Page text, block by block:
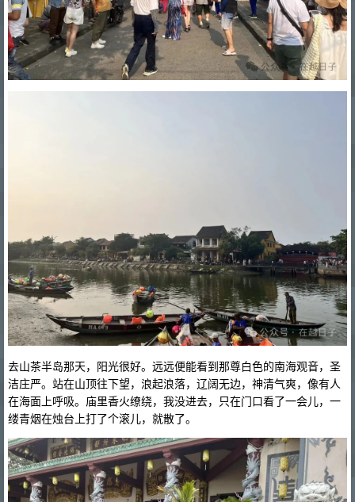
去山茶半岛那天，阳光很好。远远便能看到那尊白色的南海观音，圣
洁庄严。站在山顶往下望，浪起浪落，辽阔无边，神清气爽，像有人
在海面上呼吸。庙里香火缭绕，我没进去，只在门口看了一会儿，一
缕青烟在烛台上打了个滚儿，就散了。